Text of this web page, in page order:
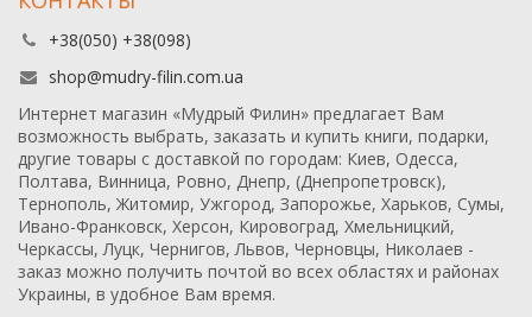
+38(050) +38(098)
shop@mudry-filin.com.ua
Интернет магазин «Мудрый Филин» предлагает Вам
возможность выбрать, заказать и купить книги, подарки,
другие товары с доставкой по городам: Киев, Одесса,
Полтава, Винница, Ровно, Днепр, (Днепропетровск),
Тернополь, Житомир, Ужгород, Запорожье, Харьков, Сумы,
Ивано-Франковск, Херсон, Кировоград, Хмельницкий,
Черкассы, Луцк, Чернигов, Львов, Черновцы, Николаев -
заказ можно получить почтой во всех областях и районах
Украины, в удобное Вам время.